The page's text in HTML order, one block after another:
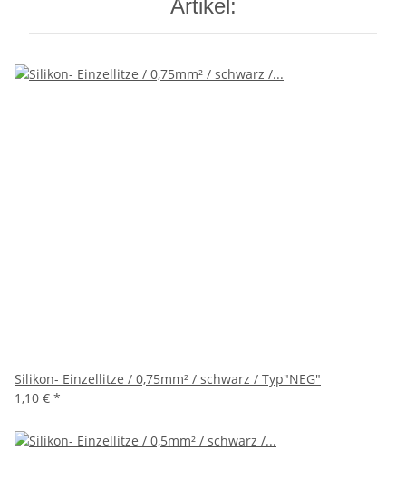
Artikel:
Silikon- Einzellitze / 0,75mm² / schwarz / Typ"NEG"
1,10 € *